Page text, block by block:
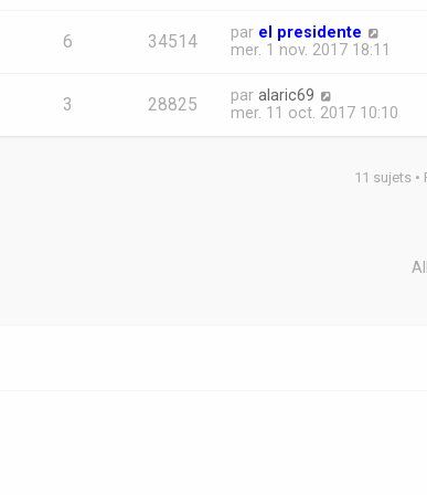
6 34514 par el presidente
mer. 1 nov. 2017 18:11
3 28825 par alaric69
mer. 11 oct. 2017 10:10
11 sujets •